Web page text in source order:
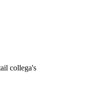
collega's